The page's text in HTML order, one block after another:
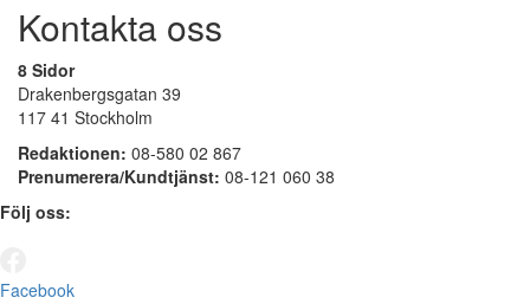
Kontakta oss
8 Sidor
Drakenbergsgatan 39
117 41 Stockholm
Redaktionen: 08-580 02 867
Prenumerera/Kundtjänst: 08-121 060 38
Följ oss:
Facebook